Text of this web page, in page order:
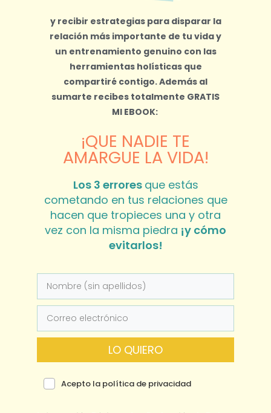
y recibir estrategias para disparar la
relación más importante de tu vida y
un entrenamiento genuino con las
herramientas holísticas que
compartiré contigo.Además al
sumarte recibes totalmente GRATIS
MI EBOOK:
¡QUE NADIE TE
AMARGUE LA VIDA!
Los 3 errores que estás
cometando en tus relaciones que
hacen que tropieces una y otra
vez con la misma piedra ¡y cómo
evitarlos!
LO QUIERO
Acepto la política de privacidad